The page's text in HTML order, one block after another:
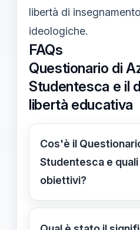
libertà di
ideologiche.
FAQs
Questionario di
Studentesca e il
libertà educativa
Cos'è il
Studentesca e
obiettivi?
Il Questionario di
mira a monitorare il